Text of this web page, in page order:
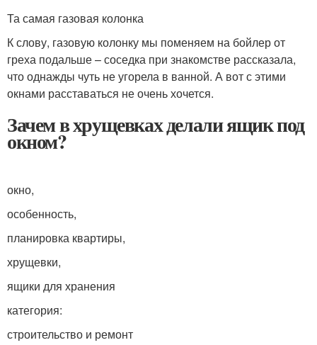
Та самая газовая колонка
К слову, газовую колонку мы поменяем на бойлер от
греха подальше – соседка при знакомстве рассказала,
что однажды чуть не угорела в ванной. А вот с этими
окнами расставаться не очень хочется.
Зачем в хрущевках делали ящик под
окном?
окно,
особенность,
планировка квартиры,
хрущевки,
ящики для хранения
категория:
строительство и ремонт